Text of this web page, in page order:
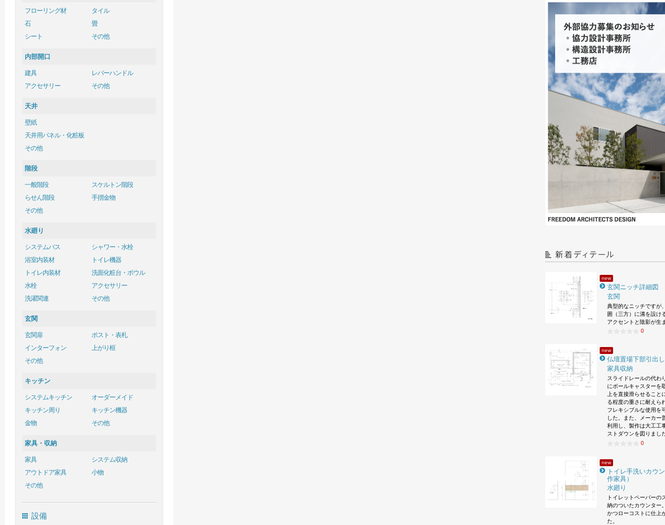
フローリング材
タイル
石
畳
シート
その他
内部開口
建具
レバーハンドル
アクセサリー
その他
天井
壁紙
天井用パネル・化粧板
その他
階段
一般階段
スケルトン階段
らせん階段
手摺金物
その他
水廻り
システムバス
シャワー・水栓
浴室内装材
トイレ機器
トイレ内装材
洗面化粧台・ボウル
水栓
アクセサリー
洗濯関連
その他
玄関
玄関扉
ポスト・表札
インターフォン
上がり框
その他
キッチン
システムキッチン
オーダーメイド
キッチン周り
キッチン機器
金物
その他
家具・収納
家具
システム収納
アウトドア家具
小物
その他
設備
new
玄関ニッチ詳細図
玄関
典型的なニッチですが
囲（三方）に溝を設け
アクセントと陰影が生
0
new
仏壇置場下部引出
家具収納
スライドレールの代わ
にボールキャスターを
上を直接滑らせること
る程度の重さに耐えら
フレキシブルな使用を
した。また、メーカー
利用し、製作は大工工
ストダウンを図りまし
0
new
トイレ手洗いカウ
作家具）
水廻り
トイレットペーパーの
納のついたカウンター
かつローコストに仕上
た。